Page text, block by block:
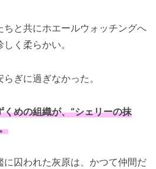
ちと共にホエールウォッチングへ
く柔らかい。
ぎに過ぎなかった。
めの組織が、“シェリーの抹
囚われた灰原は、かつて仲間だ